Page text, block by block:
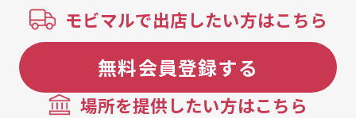
モビマルで出店したい方はこちら
無料会員登録する
場所を提供したい方はこちら